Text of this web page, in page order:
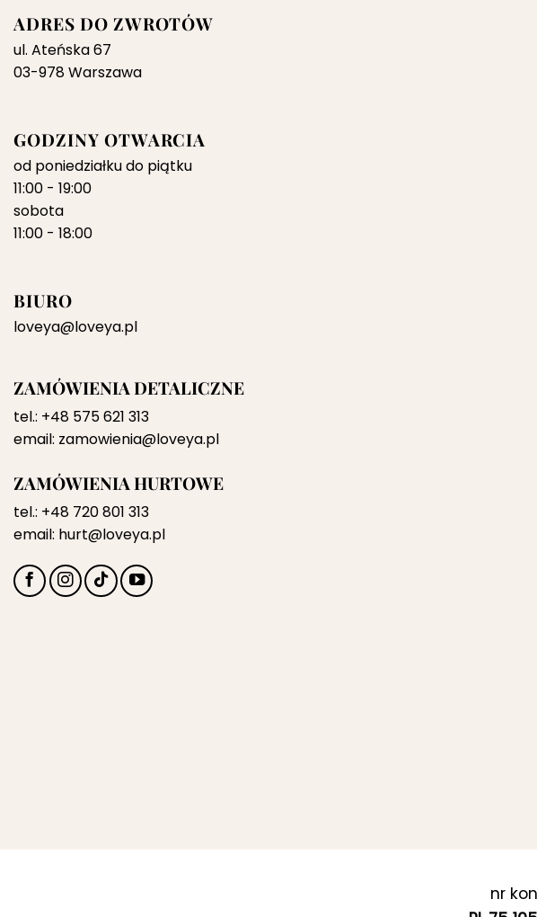
ADRES DO ZWROTÓW
ul. Ateńska 67
03-978 Warszawa
GODZINY OTWARCIA
od poniedziałku do piątku
11:00 - 19:00
sobota
11:00 - 18:00
BIURO
loveya@loveya.pl
ZAMÓWIENIA DETALICZNE
tel.: +48 575 621 313
email: zamowienia@loveya.pl
ZAMÓWIENIA HURTOWE
tel.: +48 720 801 313
email: hurt@loveya.pl
nr